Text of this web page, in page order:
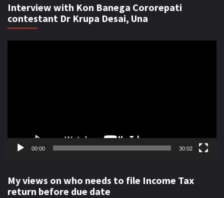
Interview with Kon Banega Cororepati
contestant Dr Krupa Desai, Una
00:00 30:02
My views on who needs to file Income Tax
return before due date